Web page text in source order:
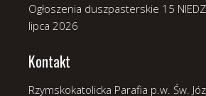
Ogłoszenia duszpasterskie 15
lipca 2026
Kontakt
Rzymskokatolicka Parafia p.w. Św.